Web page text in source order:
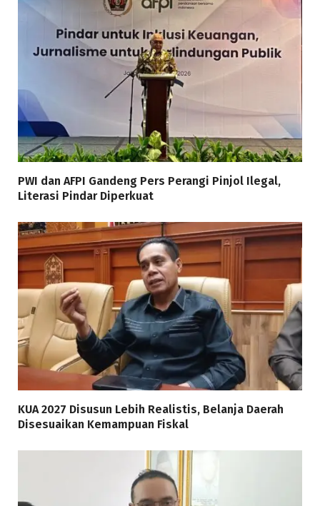
PWI dan AFPI Gandeng Pers Perangi Pinjol Ilegal,
Literasi Pindar Diperkuat
KUA 2027 Disusun Lebih Realistis, Belanja Daerah
Disesuaikan Kemampuan Fiskal